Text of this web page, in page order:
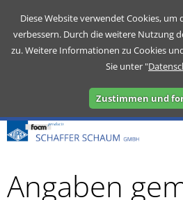
Diese Website verwendet Cookies,
verbessern. Durch die weitere Nutzung
zu. Weitere Informationen zu Cookies
Sie unter "
Zustimmen und
Angaben